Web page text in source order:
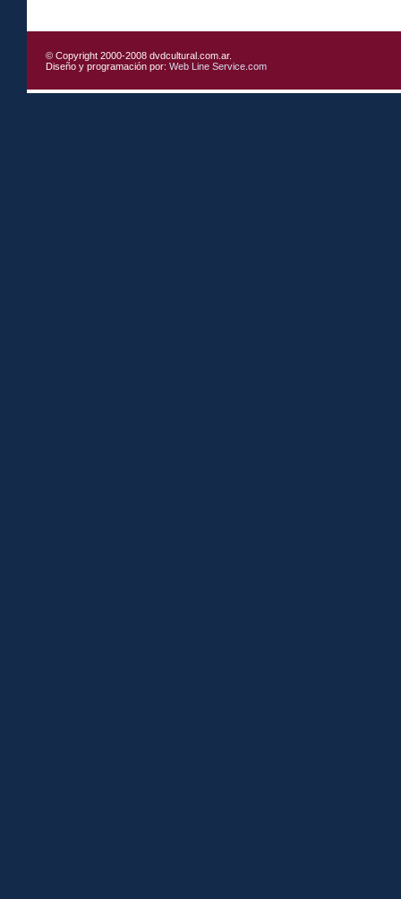
© Copyright 2000-2008 dvdcultural.com.ar.
Diseño y programación por:Web Line Service.com